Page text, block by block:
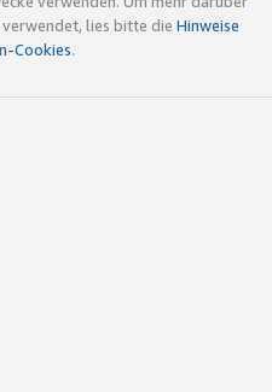
lies bitte die Hinweise
Cookies.